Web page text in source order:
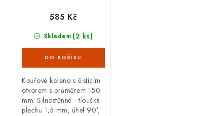
Skladem (2 ks)
585 Kč
Kouřové koleno s čistícím
otvorem s průměrem 150
mm. Silnostěnné - tlouška
plechu 1,5 mm, úhel 90°,